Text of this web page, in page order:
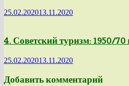
25.02.202013.11.2020
4. Советский туризм: 1950/70
25.02.202013.11.2020
Добавить комментарий